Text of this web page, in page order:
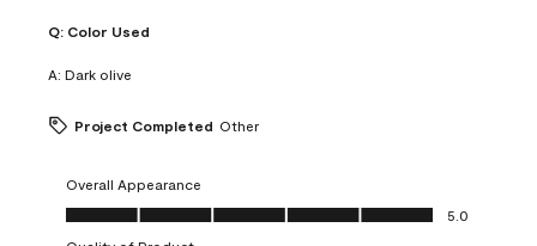
Q: Color Used
A: Dark olive
Project Completed Other
Overall Appearance
Overall Appearance, 5.0 out of 5
5.0